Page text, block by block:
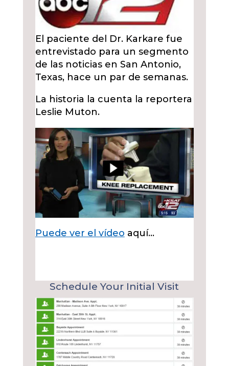
El paciente del Dr. Karkare fue
entrevistado para un segmento
de las noticias en San Antonio,
Texas, hace un par de semanas.
La historia la cuenta la reportera
Leslie Muton.
Puede ver el vídeo aquí…
Schedule Your Initial Visit